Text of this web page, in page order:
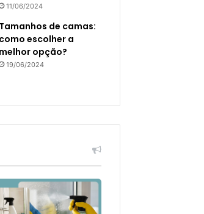
11/06/2024
Tamanhos de camas:
como escolher a
melhor opção?
19/06/2024